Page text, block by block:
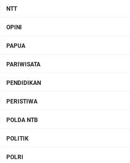
NTT
OPINI
PAPUA
PARIWISATA
PENDIDIKAN
PERISTIWA
POLDA NTB
POLITIK
POLRI